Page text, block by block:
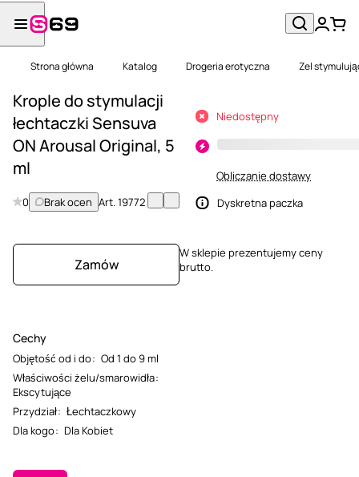
Strona główna Katalog Drogeria erotyczna Zel
Krople do stymulacji
łechtaczki Sensuva
ON Arousal Original, 5
ml
0 Brak ocen Art.19772
Zamów
Cechy
Objętość od i do: Od 1 do 9 ml
Właściwości żelu/smarowidła:
Ekscytujące
Przydział: Łechtaczkowy
Dla kogo: Dla Kobiet
Niedostępny
Obliczanie dostawy
Dyskretna paczka
W sklepie prezentujemy ceny
brutto.